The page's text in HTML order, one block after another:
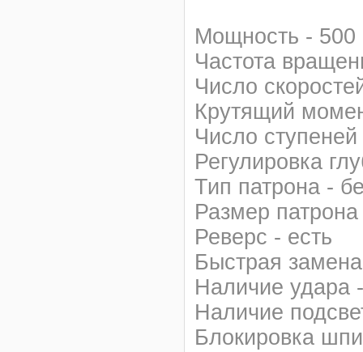
Мощность - 500
Частота
Число
Крутящий
Число
Регулировка
Тип патрона -
Размер
Реверс - есть
Быстрая
Наличие удара
Наличие
Блокировка